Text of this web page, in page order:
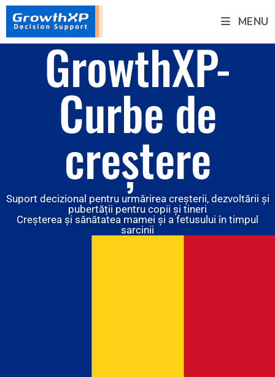
MENU
GrowthXP-
Curbe de
creștere
Suport decizional pentru urmărirea creșterii, dezvoltării și
pubertății pentru copii și tineri
Creșterea și sănătatea mamei și a fetusului în timpul
sarcinii